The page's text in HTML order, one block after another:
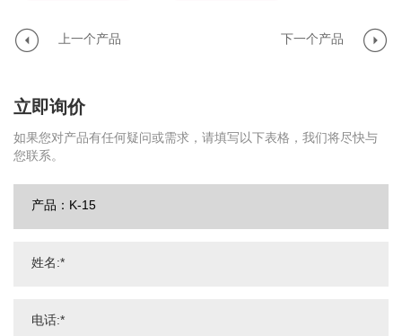
上一个产品 下一个产品
立即询价
如果您对产品有任何疑问或需求，请填写以下表格，我们将尽快与
您联系。